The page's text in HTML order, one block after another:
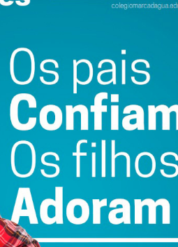
de três respostas sociais de
institucionais, promovendo a
em crianças”,